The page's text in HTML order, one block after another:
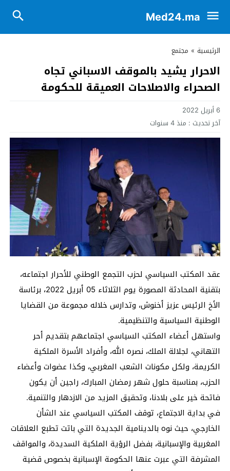
Med24.ma
الرئيسية » مجتمع
الاحرار يشيد بالموقف الاسباني تجاه
الصحراء والاصلاحات العميقة للحكومة
6 أبريل 2022
آخر تحديث : منذ 4 سنوات
عقد المكتب السياسي لحزب التجمع الوطني للأحرار اجتماعه،
بتقنية المحادثة المصورة يوم الثلاثاء 05 أبريل 2022، برئاسة
الأخ الرئيس عزيز أخنوش، وتدارس خلاله مجموعة من القضايا
الوطنية السياسية والتنظيمية.
واستهل أعضاء المكتب السياسي اجتماعهم بتقديم أحر
التهاني، لجلالة الملك، نصره الله، وأفراد الأسرة الملكية
الكريمة، ولكل مكونات الشعب المغربي، وكذا عضوات وأعضاء
الحزب، بمناسبة حلول شهر رمضان المبارك، راجين أن يكون
فاتحة خير على بلادنا، وتحقيق المزيد من الازدهار والتنمية.
في بداية الاجتماع، توقف المكتب السياسي عند الشأن
الخارجي، حيث نوه بالدينامية الجديدة التي باتت تطبع العلاقات
المغربية والإسبانية، بفضل الرؤية الملكية السديدة، والمواقف
المشرفة التي عبرت عنها الحكومة الإسبانية بخصوص قضية